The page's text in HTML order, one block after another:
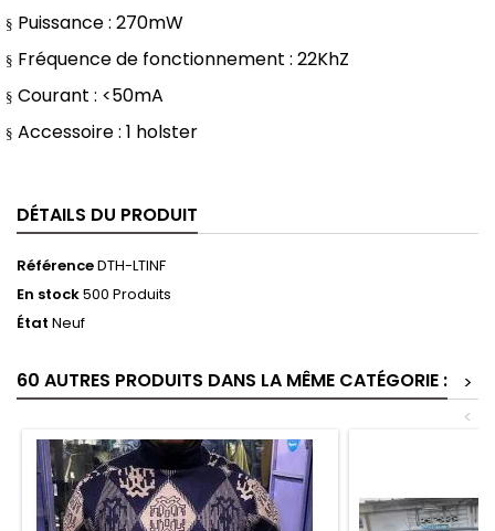
§ Puissance : 270mW
§ Fréquence de fonctionnement : 22KhZ
§ Courant : <50mA
§ Accessoire : 1 holster
DÉTAILS DU PRODUIT
RéférenceDTH-LTINF
En stock500 Produits
État Neuf
60 AUTRES PRODUITS DANS LA MÊME CATÉGORIE :
>
<